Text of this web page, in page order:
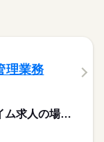
理業務
185,000円〜217,500円 ※フルタイム求人の場合は月額（換算額）、パート求人の場合は時間額を表示しています。